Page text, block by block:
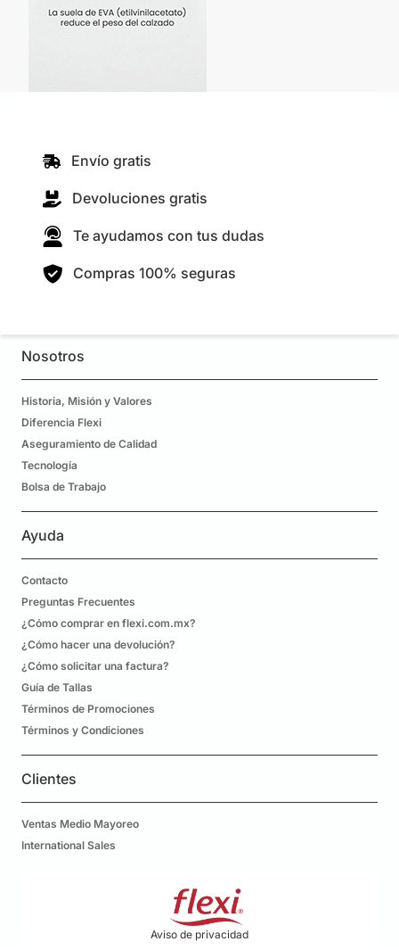
Envío gratis
Devoluciones gratis
Te ayudamos con tus dudas
Compras 100% seguras
Nosotros
Historia, Misión y Valores
Diferencia Flexi
Aseguramiento de Calidad
Tecnología
Bolsa de Trabajo
Ayuda
Contacto
Preguntas Frecuentes
¿Cómo comprar en flexi.com.mx?
¿Cómo hacer una devolución?
¿Cómo solicitar una factura?
Guía de Tallas
Términos de Promociones
Términos y Condiciones
Clientes
Ventas Medio Mayoreo
International Sales
Aviso de privacidad